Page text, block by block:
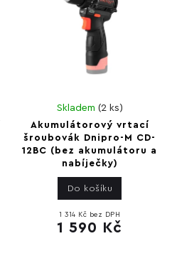
Akumulátorový vrtací
šroubovák Dnipro-M CD-
12BC (bez akumulátoru a
nabíječky)
Skladem (2 ks)
1 314 Kč bez DPH
1 590 Kč
Do košíku